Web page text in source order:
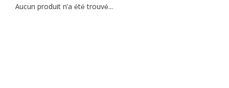
Aucun produit n'a été trouvé...